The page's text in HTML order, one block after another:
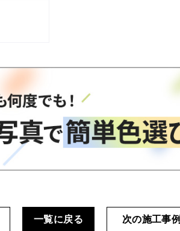
次の施工事例
一覧に戻る